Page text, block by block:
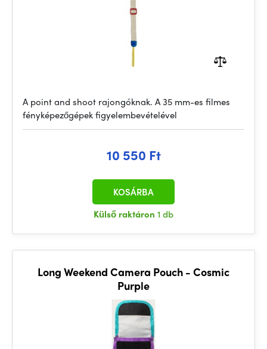
A point and shoot rajongóknak. A 35 mm-es filmes
fényképezőgépek figyelembevételével
10 550 Ft
Külső raktáron 1 db
KOSÁRBA
Long Weekend Camera Pouch - Cosmic
Purple